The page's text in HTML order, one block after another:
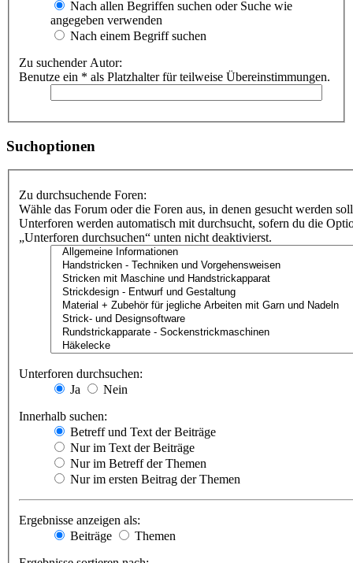
Nach allen Begriffen suchen oder Suche wie
angegeben verwenden
Nach einem Begriff suchen
Zu suchender Autor:
Benutze ein * als Platzhalter für teilweise Übereinstimmungen.
Suchoptionen
Zu durchsuchende Foren:
Wähle das Forum oder die Foren aus, in denen gesucht werden
Unterforen werden automatisch mit durchsucht, sofern du die
„Unterforen durchsuchen“ unten nicht deaktivierst.
Unterforen durchsuchen:
Ja
Nein
Innerhalb suchen:
Betreff und Text der Beiträge
Nur im Text der Beiträge
Nur im Betreff der Themen
Nur im ersten Beitrag der Themen
Ergebnisse anzeigen als:
Beiträge
Themen